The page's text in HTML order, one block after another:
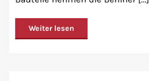
Weiter lesen